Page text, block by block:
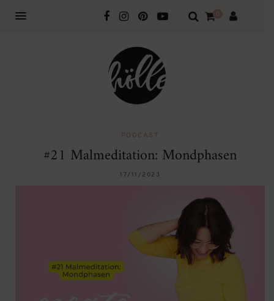
0
PODCAST
#21 Malmeditation: Mondphasen
17/11/2023